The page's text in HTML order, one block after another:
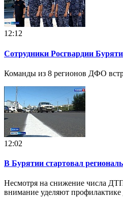
12:12
Сотрудники Росгвардии
Команды из 8 регионов ДФО
12:02
В Бурятии стартовал
Несмотря на снижение числа
внимание уделяют